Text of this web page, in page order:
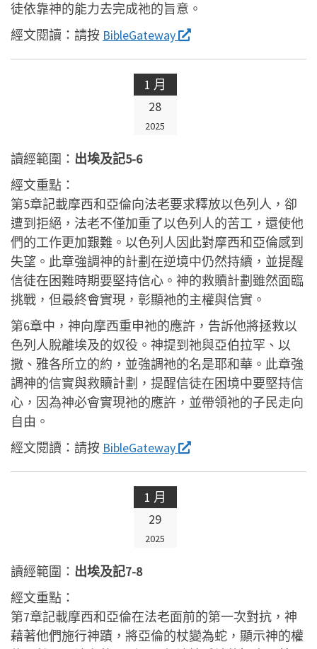
徒依靠神的能力去完成祂的旨意。
經文閱讀： 請按 BibleGateway
1 月
28
2025
讀經範圍： 出埃及記5-6
經文重點：
第5章記載摩西和亞倫向法老要求釋放以色列人，卻
遭到拒絕，法老不僅加重了以色列人的苦工，還使他
們的工作更加艱難。以色列人因此對摩西和亞倫感到
失望。此章強調神的計劃在逆境中仍然持續，並提醒
信徒在困難時期要堅持信心。神的救贖計劃雖然面臨
挑戰，但最終會實現，彰顯祂的主權與信實。
第6章中，神向摩西重申祂的應許，告訴他將拯救以
色列人脫離埃及的奴役。神提到祂與亞伯拉罕、以
撒、雅各所立的約，並強調祂的名是耶和華。此章強
調神的信實與救贖計劃，提醒信徒在困境中要堅持信
心，因為神必會實現祂的應許，並帶領祂的子民走向
自由。
經文閱讀： 請按 BibleGateway
1 月
29
2025
讀經範圍： 出埃及記7-8
經文重點：
第7章記載摩西和亞倫在法老面前的第一次對抗，神
藉著他們施行神蹟，將亞倫的杖變為蛇，顯示神的權